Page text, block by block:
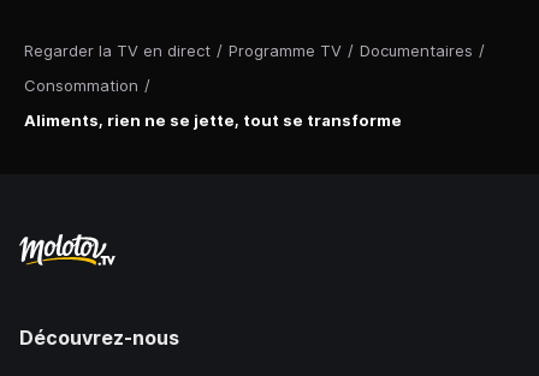
Regarder la TV en direct / Programme TV / Documentaires /
Consommation /
Aliments, rien ne se jette, tout se transforme
Découvrez-nous